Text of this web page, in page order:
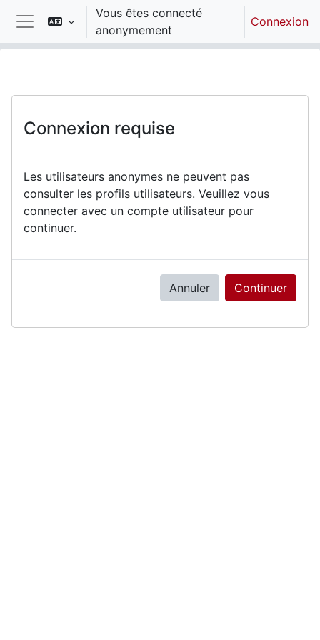
Passer au contenu principal
Panneau latéral
Vous êtes connecté
anonymement
Connexion
Connexion requise
Les utilisateurs anonymes ne peuvent pas
consulter les profils utilisateurs. Veuillez vous
connecter avec un compte utilisateur pour
continuer.
Annuler Continuer